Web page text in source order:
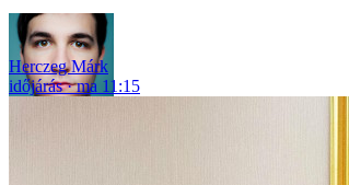
Herczeg Márk
időjárás
ma 11:15